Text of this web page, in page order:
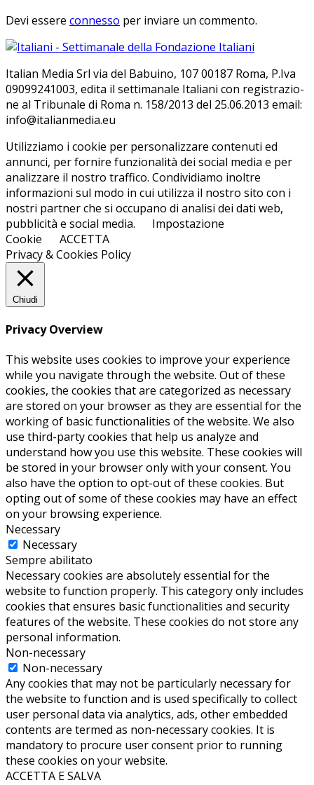
Devi essere connesso per inviare un commento.
Ita­lian Me­dia Srl via del Ba­bui­no, 107 00187 Roma, P.Iva
09099241003, edi­ta il set­ti­ma­na­le Ita­lia­ni con re­gi­stra­zio­
ne al Tri­bu­na­le di Roma n. 158/​2013 del 25.06.2013 email:
info@ita­lian­me­dia.eu
Utilizziamo i cookie per personalizzare contenuti ed
annunci, per fornire funzionalità dei social media e per
analizzare il nostro traffico. Condividiamo inoltre
informazioni sul modo in cui utilizza il nostro sito con i
nostri partner che si occupano di analisi dei dati web,
pubblicità e social media.
Impostazione
Cookie
ACCETTA
Privacy & Cookies Policy
Chiudi
Privacy Overview
This website uses cookies to improve your experience
while you navigate through the website. Out of these
cookies, the cookies that are categorized as necessary
are stored on your browser as they are essential for the
working of basic functionalities of the website. We also
use third-party cookies that help us analyze and
understand how you use this website. These cookies will
be stored in your browser only with your consent. You
also have the option to opt-out of these cookies. But
opting out of some of these cookies may have an effect
on your browsing experience.
Necessary
Necessary
Sempre abilitato
Necessary cookies are absolutely essential for the
website to function properly. This category only includes
cookies that ensures basic functionalities and security
features of the website. These cookies do not store any
personal information.
Non-necessary
Non-necessary
Any cookies that may not be particularly necessary for
the website to function and is used specifically to collect
user personal data via analytics, ads, other embedded
contents are termed as non-necessary cookies. It is
mandatory to procure user consent prior to running
these cookies on your website.
ACCETTA E SALVA